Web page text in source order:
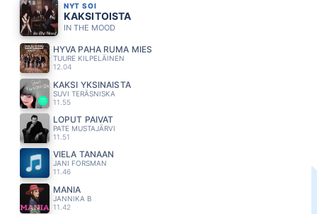
NYT SOI
KAKSITOISTA
IN THE MOOD
HYVA PAHA RUMA MIES
TUURE KILPELÄINEN
12.04
KAKSI YKSINÄISTÄ
SUVI TERÄSNISKA
11.55
LOPUT PÄIVÄT
PATE MUSTAJÄRVI
11.51
VIELÄ TÄNÄÄN
JANI FORSMAN
11.46
MANIA
JANNIKA B
11.42